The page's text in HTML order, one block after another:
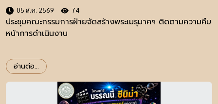
05 ส.ค. 2569 74
ประชุมคณะกรรมการฝ่ายจัดสร้างพระเมรุมาศฯ ติดตามความคืบ
หน้าการดำเนินงาน
อ่านต่อ...